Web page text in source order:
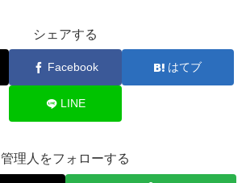
シェアする
Facebook はてブ
LINE
管理人をフォローする